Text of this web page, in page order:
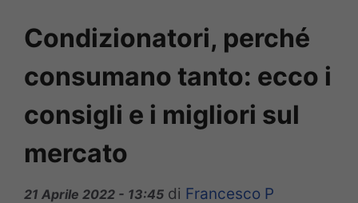
Condizionatori, perché
consumano tanto: ecco i
consigli e i migliori sul
mercato
21 Aprile 2022 - 13:45 di Francesco P